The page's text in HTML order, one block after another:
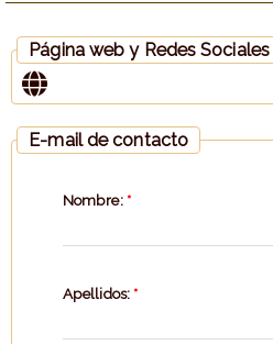
Página web y Redes Sociales
E-mail de contacto
Nombre: *
Apellidos: *